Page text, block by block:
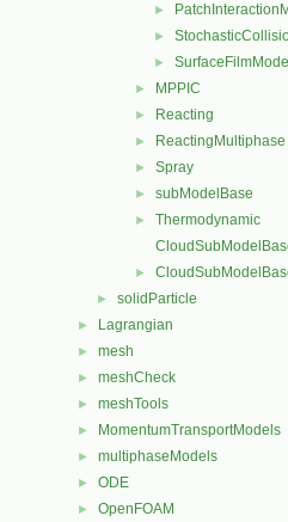
►
►
► SurfaceFilmModel
► MPPIC
► Reacting
► ReactingMultiphase
► Spray
► subModelBase
►
Thermodynamic
►
► solidParticle
► Lagrangian
► mesh
► meshCheck
► meshTools
► MomentumTransportModels
► multiphaseModels
► ODE
► OpenFOAM